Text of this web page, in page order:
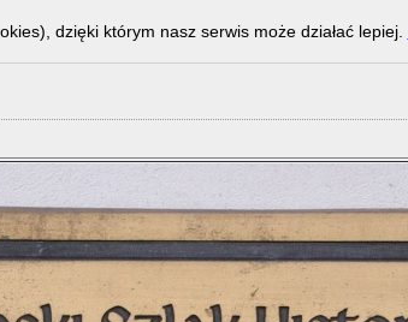
dzięki którym nasz serwis może działać lepiej.